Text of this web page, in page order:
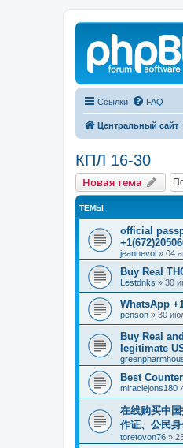
Ссылки FAQ
Центральный сайт
КПЛ 16-30
Новая тема
ТЕМЫ
official
jeannevol » 04
Buy Real
Lestdnks » 30
WhatsApp
penson » 30
Buy Real
legitimate
Best
miraclejons180
在线购买中
作证、公民身
toretovon76 »